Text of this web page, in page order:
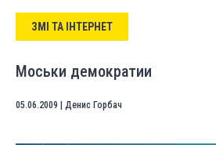
ЗМІ ТА ІНТЕРНЕТ
Моськи демократии
05.06.2009 Денис Горбач